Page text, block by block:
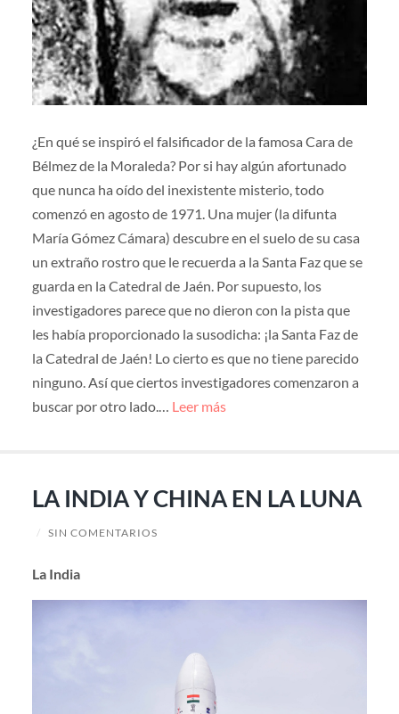
¿En qué se inspiró el falsificador de la famosa Cara de
Bélmez de la Moraleda? Por si hay algún afortunado
que nunca ha oído del inexistente misterio, todo
comenzó en agosto de 1971. Una mujer (la difunta
María Gómez Cámara) descubre en el suelo de su casa
un extraño rostro que le recuerda a la Santa Faz que se
guarda en la Catedral de Jaén. Por supuesto, los
investigadores parece que no dieron con la pista que
les había proporcionado la susodicha: ¡la Santa Faz de
la Catedral de Jaén! Lo cierto es que no tiene parecido
ninguno. Así que ciertos investigadores comenzaron a
buscar por otro lado.… Leer más
LA INDIA Y CHINA EN LA LUNA
/ SIN COMENTARIOS
La India